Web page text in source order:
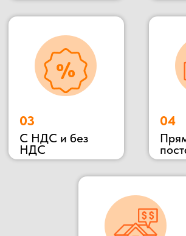
Наша компания ООО «БОКС МОДУЛЬ»
основана в 2018 году. Мы специализируемся
на строительстве быстровозводимым зданий
«под ключ», для разного назначения: офис
продаж, штаб строительства, общежитие,
производит готовые переводные конструкции:
блок контейнеры, металлические бытовки,
бытовки строительные, бытовки
сантехнические, посты охраны, КПП, бытовки
в Раменском районе, благодаря чему выгодное
территориальное расположение позволяет
осуществлять быструю доставку в любую
указанную точку.